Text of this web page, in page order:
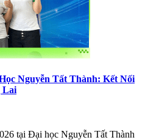
Nguyễn Tất Thành: Kết Nối
Lai
tại Đại học Nguyễn Tất Thành